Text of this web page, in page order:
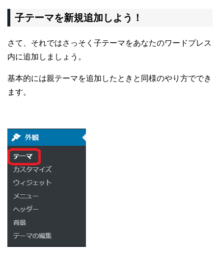
子テーマを新規追加しよう！
さて、それではさっそく子テーマをあなたのワードプレス
内に追加しましょう。
基本的には親テーマを追加したときと同様のやり方ででき
ます。